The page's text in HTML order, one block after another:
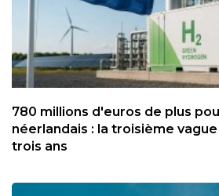
780 millions d'euros de plus
néerlandais : la troisième
trois ans